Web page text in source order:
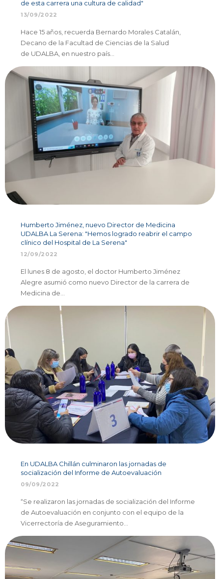
de esta carrera una cultura de calidad"
13/09/2022
Hace 15 años, recuerda Bernardo Morales Catalán,
Decano de la Facultad de Ciencias de la Salud
de UDALBA, en nuestro país…
Humberto Jiménez, nuevo Director de Medicina
UDALBA La Serena: "Hemos logrado reabrir el campo
clínico del Hospital de La Serena"
12/09/2022
El lunes 8 de agosto, el doctor Humberto Jiménez
Alegre asumió como nuevo Director de la carrera de
Medicina de…
En UDALBA Chillán culminaron las jornadas de
socialización del Informe de Autoevaluación
09/09/2022
“Se realizaron las jornadas de socialización del Informe
de Autoevaluación en conjunto con el equipo de la
Vicerrectoría de Aseguramiento…